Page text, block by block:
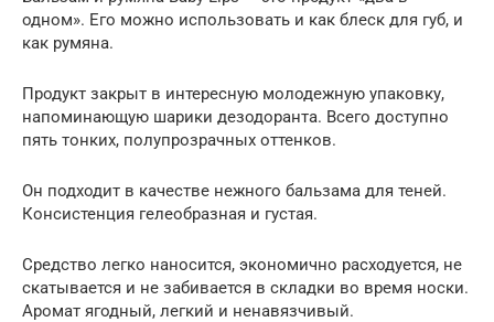
одном». Его можно использовать и как блеск для губ, и
как румяна.
Продукт закрыт в интересную молодежную упаковку,
напоминающую шарики дезодоранта. Всего доступно
пять тонких, полупрозрачных оттенков.
Он подходит в качестве нежного бальзама для теней.
Консистенция гелеобразная и густая.
Средство легко наносится, экономично расходуется, не
скатывается и не забивается в складки во время носки.
Аромат ягодный, легкий и ненавязчивый.